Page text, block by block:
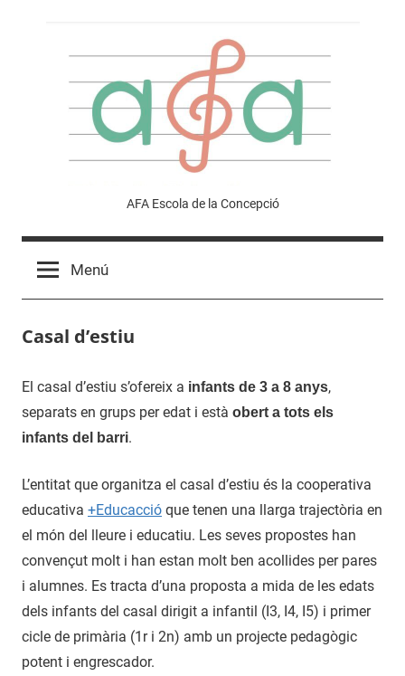
Escola
de
la
Concepció
AFA Escola de la Concepció
Menú
Casal d’estiu
El casal d’estiu s’ofereix a infants de 3 a 8 anys,
separats en grups per edat i està obert a tots els
infants del barri.
L’entitat que organitza el casal d’estiu és la cooperativa
educativa +Educacció que tenen una llarga trajectòria en
el món del lleure i educatiu. Les seves propostes han
convençut molt i han estan molt ben acollides per pares
i alumnes. Es tracta d’una proposta a mida de les edats
dels infants del casal dirigit a infantil (I3, I4, I5) i primer
cicle de primària (1r i 2n) amb un projecte pedagògic
potent i engrescador.